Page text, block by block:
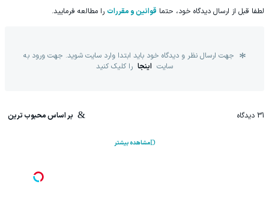
لطفا قبل از ارسال دیدگاه خود، حتما قوانین و مقررات را مطالعه فرمایید.
جهت ارسال نظر و دیدگاه خود باید ابتدا وارد سایت شوید. جهت ورود به
سایت اینجا را کلیک کنید
31 دیدگاه بر اساس محبوب ترین
مشاهده بیشتر